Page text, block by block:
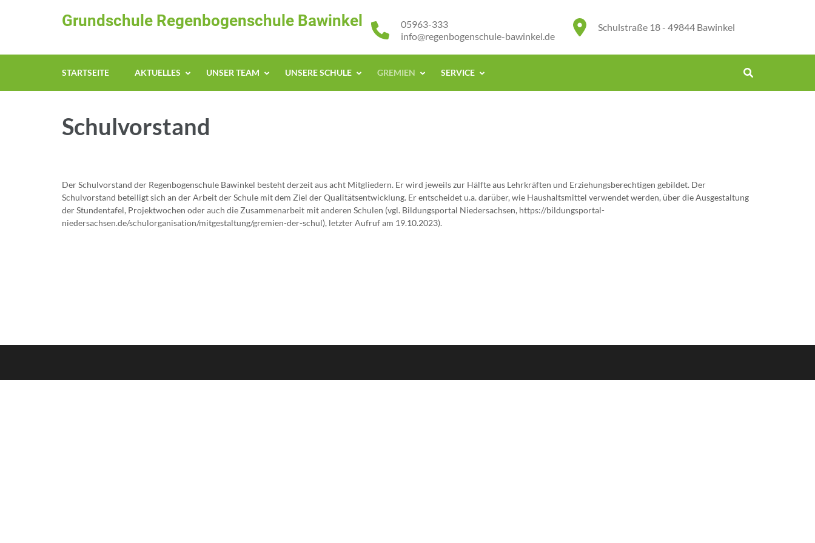
(Enter
Grundschule Regenbogenschule Bawinkel Schulstraße 18 - 49844 Bawinkel
05963-333
info@regenbogenschule-bawinkel.de
STARTSEITE AKTUELLES UNSER TEAM UNSERE SCHULE GREMIEN SERVICE
Schulvorstand
Der Schulvorstand der Regenbogenschule Bawinkel besteht derzeit aus acht Mitgliedern. Er wird jeweils zur Hälfte aus Lehrkräften und Erziehungsberechtigen gebildet. Der
Schulvorstand beteiligt sich an der Arbeit der Schule mit dem Ziel der Qualitätsentwicklung. Er entscheidet u.a. darüber, wie Haushaltsmittel verwendet werden, über die Ausgestaltung
der Stundentafel, Projektwochen oder auch die Zusammenarbeit mit anderen Schulen (vgl. Bildungsportal Niedersachsen, https://bildungsportal-
niedersachsen.de/schulorganisation/mitgestaltung/gremien-der-schul), letzter Aufruf am 19.10.2023).